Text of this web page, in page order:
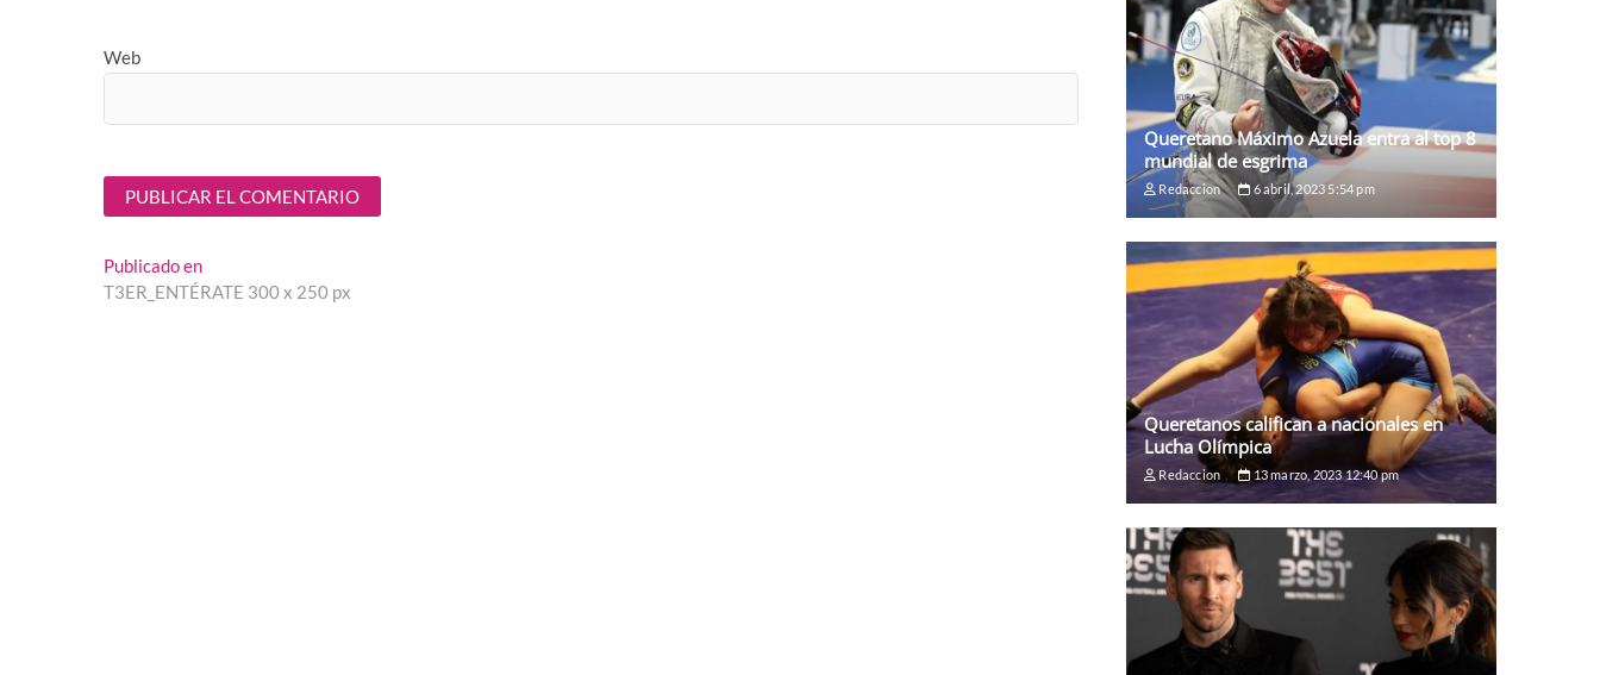
Web
Navegación
de
Publicado en
T3ER_ENTÉRATE 300 x 250 px
Queretano Máximo Azuela entra al top 8
mundial de esgrima
Redaccion 6 abril, 2023 5:54 pm
Queretanos califican a nacionales en
Lucha Olímpica
Redaccion 13 marzo, 2023 12:40 pm